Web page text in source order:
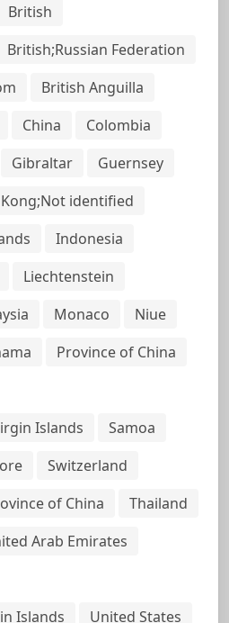
British
British;Russian Federation
British Anguilla
China
Colombia
Gibraltar
Guernsey
identified
Indonesia
Liechtenstein
Monaco
Niue
Province of China
Islands
Samoa
Switzerland
of China
Thailand
Arab Emirates
Islands
United States